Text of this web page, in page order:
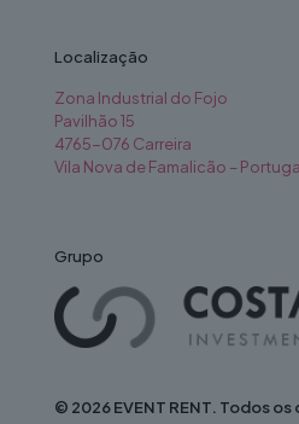
Localização
Zona Industrial do Fojo
Pavilhão 15
4765-076 Carreira
Vila Nova de Famalicão –
Grupo
© 2026 EVENT RENT. Todos